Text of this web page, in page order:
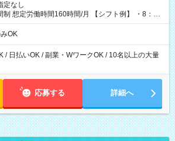
定なし
労働時間160時間/月 【シフト例】 ・8：00
OK
/ 日払いOK / 副業・WワークOK / 10名以上の大量
応募する 詳細へ